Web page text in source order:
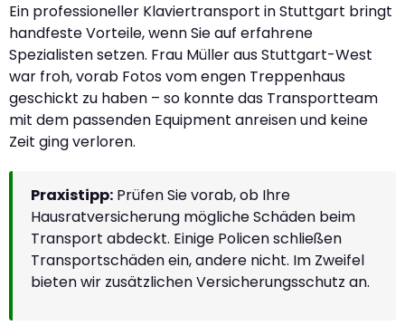
Ein professioneller Klaviertransport in Stuttgart bringt
handfeste Vorteile, wenn Sie auf erfahrene
Spezialisten setzen. Frau Müller aus Stuttgart-West
war froh, vorab Fotos vom engen Treppenhaus
geschickt zu haben – so konnte das Transportteam
mit dem passenden Equipment anreisen und keine
Zeit ging verloren.
Praxistipp: Prüfen Sie vorab, ob Ihre
Hausratversicherung mögliche Schäden beim
Transport abdeckt. Einige Policen schließen
Transportschäden ein, andere nicht. Im Zweifel
bieten wir zusätzlichen Versicherungsschutz an.